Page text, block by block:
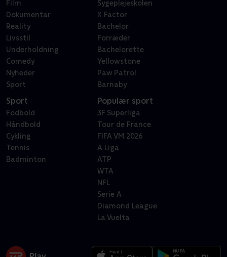
Film
Dokumentar
Reality
Livsstil
Underholdning
Comedy
Nyheder
Sport
Sygeplejeskolen
X Factor
Bachelor
Forræder
Bachelorette
Yellowstone
Paw Patrol
Barnaby
Sport
Fodbold
Håndbold
Cykling
Tennis
Badminton
Populær sport
3F Superliga
Tour de France
FIFA VM 2026
A Liga
ATP
WTA
NFL
Serie A
Diamond League
La Vuelta